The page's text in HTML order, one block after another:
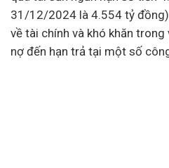
31/12/2024 là 4.554 tỷ đồng)
về tài chính và khó khăn
nợ đến hạn trả tại một số